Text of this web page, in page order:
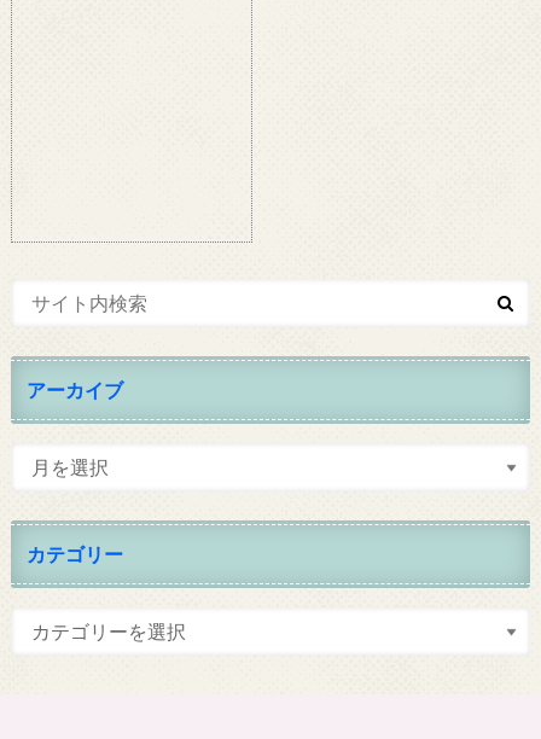
アーカイブ
カテゴリー